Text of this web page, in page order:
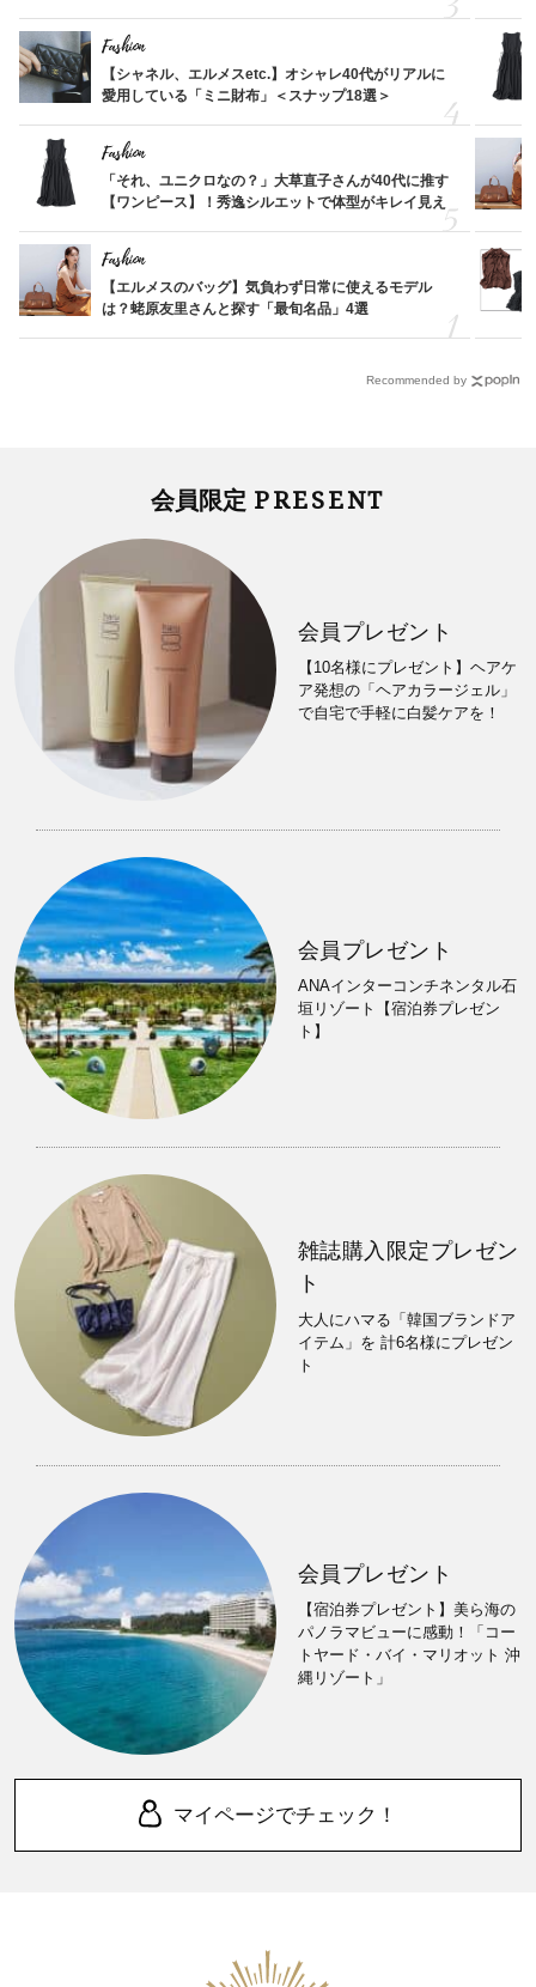
Fashion
【シャネル、エルメスetc.】オシャレ40代がリアルに
愛用している「ミニ財布」＜スナップ18選＞
Fashion
「それ、ユニクロなの？」大草直子さんが40代に推す
【ワンピース】！秀逸シルエットで体型がキレイ見え
Fashion
【エルメスのバッグ】気負わず日常に使えるモデル
は？蛯原友里さんと探す「最旬名品」4選
Recommended by
会員限定 PRESENT
会員プレゼント
【10名様にプレゼント】ヘアケ
ア発想の「ヘアカラージェル」
で自宅で手軽に白髪ケアを！
会員プレゼント
ANAインターコンチネンタル石
垣リゾート【宿泊券プレゼン
ト】
雑誌購入限定プレゼン
ト
大人にハマる「韓国ブランドア
イテム」を 計6名様にプレゼン
ト
会員プレゼント
【宿泊券プレゼント】美ら海の
パノラマビューに感動！「コー
トヤード・バイ・マリオット 沖
縄リゾート」
マイページでチェック！